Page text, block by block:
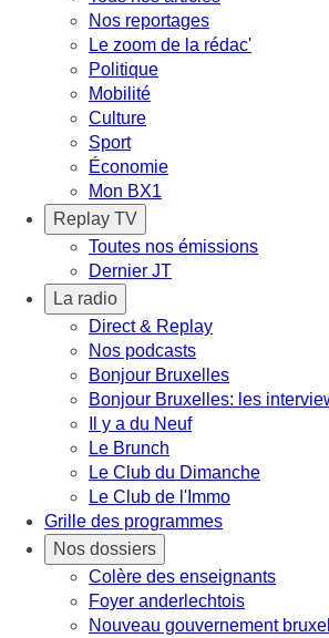
Nos reportages
Le zoom de la rédac'
Politique
Mobilité
Culture
Sport
Économie
Mon BX1
Replay TV
Toutes nos émissions
Dernier JT
La radio
Direct & Replay
Nos podcasts
Bonjour Bruxelles
Bonjour Bruxelles: les
Il y a du Neuf
Le Brunch
Le Club du Dimanche
Le Club de l'Immo
Grille des programmes
Nos dossiers
Colère des enseignants
Foyer anderlechtois
Nouveau gouvernement